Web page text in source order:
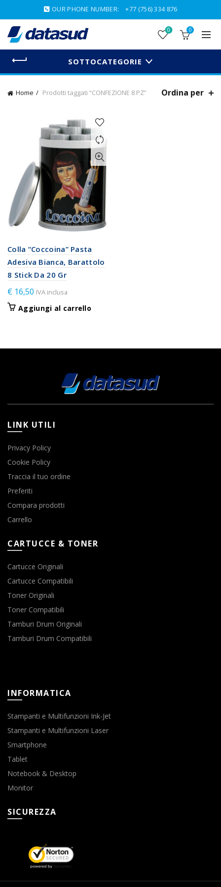
OUR PHONE NUMBER: +77 (756) 334 876
0 0
SOTTOCATEGORIE
Home Prodotti taggati “CONFEZIONE 8 PZ” Ordina per
Colla “Coccoina” Pasta
Adesiva Bianca, Barattolo
8 Stick Da 20 Gr
€ 16,50 IVA inclusa
Aggiungi al carrello
LINK UTILI
Privacy Policy
Cookie Policy
Traccia il tuo ordine
Preferiti
Compara prodotti
Carrello
CARTUCCE & TONER
Cartucce Originali
Cartucce Compatibili
Toner Originali
Toner Compatibili
Tamburi Drum Originali
Tamburi Drum Compatibili
INFORMATICA
Stampanti e Multifunzioni Ink-Jet
Stampanti e Multifunzioni Laser
Smartphone
Tablet
Notebook & Desktop
Monitor
SICUREZZA